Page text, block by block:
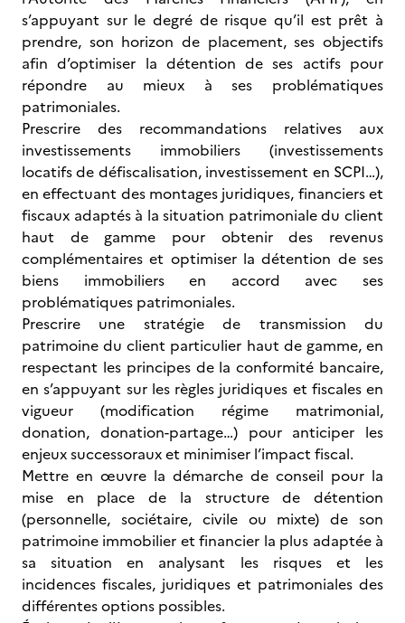
s’appuyant sur le degré de risque qu’il est prêt à
prendre, son horizon de placement, ses objectifs
afin d’optimiser la détention de ses actifs pour
répondre au mieux à ses problématiques
patrimoniales.
Prescrire des recommandations relatives aux
investissements immobiliers (investissements
locatifs de défiscalisation, investissement en SCPI…),
en effectuant des montages juridiques, financiers et
fiscaux adaptés à la situation patrimoniale du client
haut de gamme pour obtenir des revenus
complémentaires et optimiser la détention de ses
biens immobiliers en accord avec ses
problématiques patrimoniales.
Prescrire une stratégie de transmission du
patrimoine du client particulier haut de gamme, en
respectant les principes de la conformité bancaire,
en s’appuyant sur les règles juridiques et fiscales en
vigueur (modification régime matrimonial,
donation, donation-partage…) pour anticiper les
enjeux successoraux et minimiser l’impact fiscal.
Mettre en œuvre la démarche de conseil pour la
mise en place de la structure de détention
(personnelle, sociétaire, civile ou mixte) de son
patrimoine immobilier et financier la plus adaptée à
sa situation en analysant les risques et les
incidences fiscales, juridiques et patrimoniales des
différentes options possibles.